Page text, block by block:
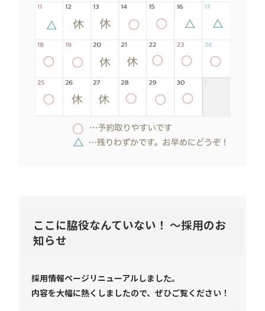
ここに脇役なんていない！ ～採用のお
知らせ
採用情報ページリニューアルしました。
内容を大幅に熱くしましたので、ぜひご覧ください！